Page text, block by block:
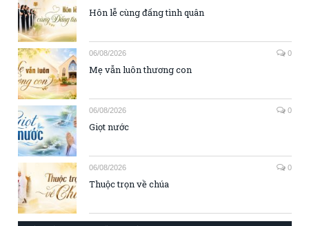
Hôn lễ cùng đấng tình quân
06/08/2026 0
Mẹ vẫn luôn thương con
06/08/2026 0
Giọt nước
06/08/2026 0
Thuộc trọn về chúa